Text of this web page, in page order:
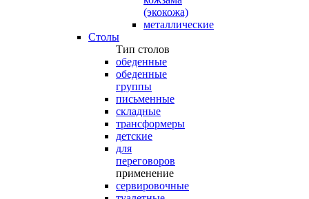
(экокожа)
металлические
Столы
Тип столов
обеденные
обеденные
группы
письменные
складные
трансформеры
детские
для
переговоров
применение
сервировочные